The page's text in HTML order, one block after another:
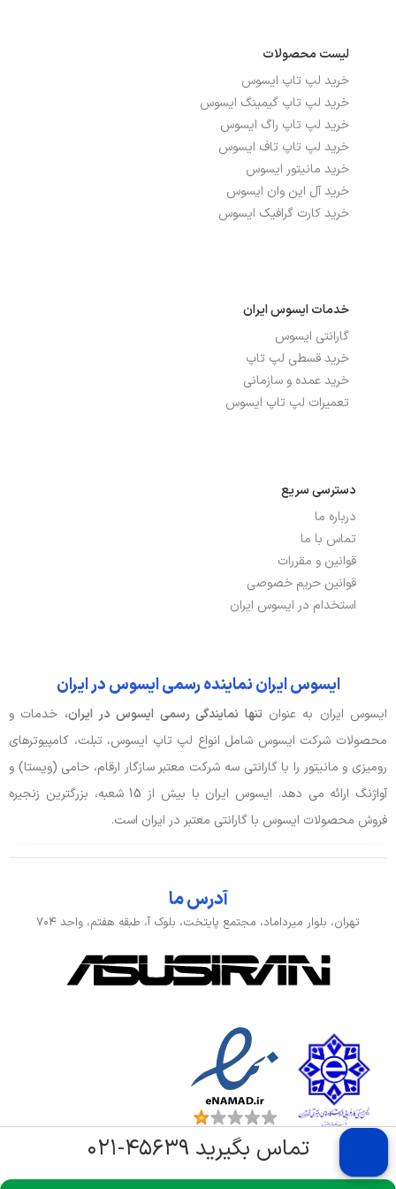
سایر مشخصات
قابلیت های دیگر
تماس بگیرید ۴۵۶۳۹-۰۲۱
لیست محصولات
خرید لپ تاپ ایسوس
خرید لپ تاپ گیمینگ ایسوس
خرید لپ تاپ راگ ایسوس
خرید لپ تاپ تاف ایسوس
خرید مانیتور ایسوس
خرید آل این وان ایسوس
خرید کارت گرافیک ایسوس
خدمات ایسوس ایران
گارانتی ایسوس
خرید قسطی لپ تاپ
خرید عمده و سازمانی
تعمیرات لپ تاپ ایسوس
دسترسی سریع
درباره ما
تماس با ما
قوانین و مقررات
قوانین حریم خصوصی
استخدام در ایسوس ایران
ایسوس ایران نماینده رسمی ایسوس در ایران
ایسوس ایران به عنوان تنها نمایندگی رسمی ایسوس در ایران، خدمات و
محصولات شرکت ایسوس شامل انواع لپ تاپ ایسوس، تبلت، کامپیوترهای
رومیزی و مانیتور را با گارانتی سه شرکت معتبر سازگار ارقام، حامی (ویستا) و
آواژنگ ارائه می دهد. ایسوس ایران با بیش از 15 شعبه، بزرگترین زنجیره
فروش محصولات ایسوس با گارانتی معتبر در ایران است.
آدرس ما
تهران، بلوار میرداماد، مجتمع پایتخت، بلوک آ، طبقه هفتم، واحد ۷۰۴